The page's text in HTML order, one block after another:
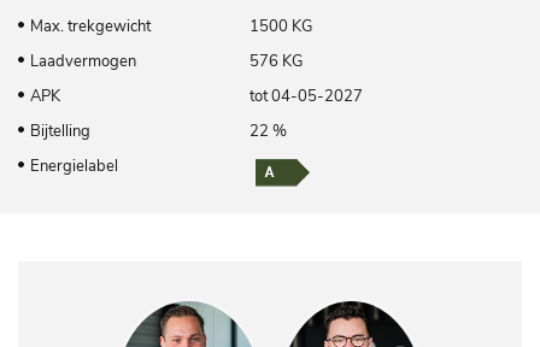
Max. trekgewicht
1500 KG
Laadvermogen
576 KG
APK
tot 04-05-2027
Bijtelling
22 %
Energielabel